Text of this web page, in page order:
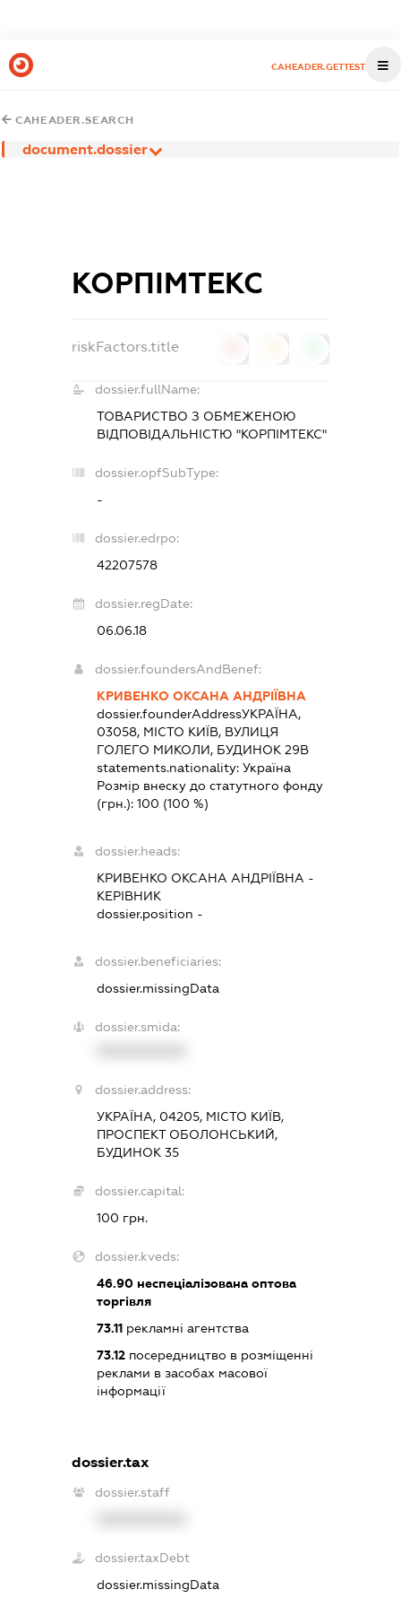
CAHEADER.GETTEST
CAHEADER.SEARCH
document.dossier
КОРПІМТЕКС
riskFactors.title
dossier.fullName:
ТОВАРИСТВО З ОБМЕЖЕНОЮ
ВІДПОВІДАЛЬНІСТЮ "КОРПІМТЕКС"
dossier.opfSubType:
-
dossier.edrpo:
42207578
dossier.regDate:
06.06.18
dossier.foundersAndBenef:
КРИВЕНКО ОКСАНА АНДРІЇВНА
dossier.founderAddressУКРАЇНА,
03058, МІСТО КИЇВ, ВУЛИЦЯ
ГОЛЕГО МИКОЛИ, БУДИНОК 29В
statements.nationality:Україна
Розмір внеску до статутного фонду
(грн.):100 (100 %)
dossier.heads:
КРИВЕНКО ОКСАНА АНДРІЇВНА -
КЕРІВНИК
dossier.position -
dossier.beneficiaries:
dossier.missingData
dossier.smida:
dossier.address:
УКРАЇНА, 04205, МІСТО КИЇВ,
ПРОСПЕКТ ОБОЛОНСЬКИЙ,
БУДИНОК 35
dossier.capital:
100 грн.
dossier.kveds:
46.90 неспеціалізована оптова
торгівля
73.11 рекламні агентства
73.12 посередництво в розміщенні
реклами в засобах масової
інформації
dossier.tax
dossier.staff
dossier.taxDebt
dossier.missingData